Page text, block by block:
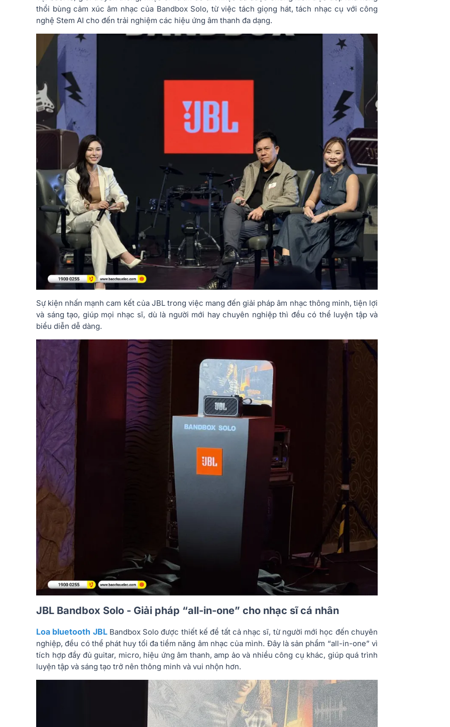
thổi bùng cảm xúc âm nhạc của Bandbox Solo, từ việc tách giọng hát, tách nhạc cụ với công
nghệ Stem AI cho đến trải nghiệm các hiệu ứng âm thanh đa dạng.
Sự kiện nhấn mạnh cam kết của JBL trong việc mang đến giải pháp âm nhạc thông minh, tiện lợi
và sáng tạo, giúp mọi nhạc sĩ, dù là người mới hay chuyên nghiệp thì đều có thể luyện tập và
biểu diễn dễ dàng.
JBL Bandbox Solo - Giải pháp “all-in-one” cho nhạc sĩ cá nhân
Loa bluetooth JBLBandbox Solo được thiết kế để tất cả nhạc sĩ, từ người mới học đến chuyên
nghiệp, đều có thể phát huy tối đa tiềm năng âm nhạc của mình. Đây là sản phẩm “all-in-one” vì
tích hợp đầy đủ guitar, micro, hiệu ứng âm thanh, amp ảo và nhiều công cụ khác, giúp quá trình
luyện tập và sáng tạo trở nên thông minh và vui nhộn hơn.